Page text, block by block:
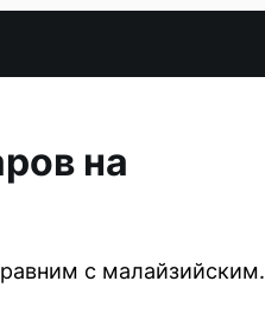
на
с малайзийским.